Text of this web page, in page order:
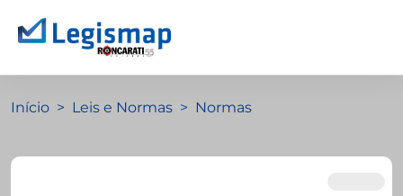
Início Leis e Normas Normas